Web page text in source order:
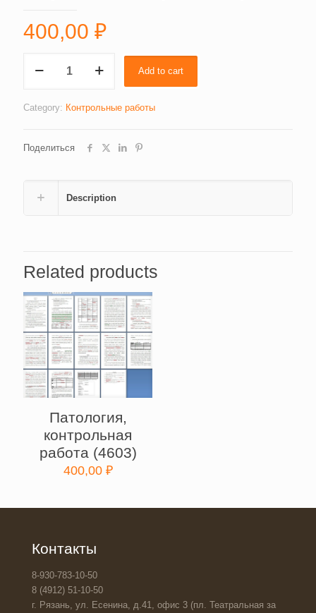
400,00 ₽
теория,
10
quantity
Add to cart
Category: Контрольные работы
Поделиться
Description
Related products
Патология,
контрольная
работа (4603)
400,00 ₽
Контакты
8-930-783-10-50
8 (4912) 51-10-50
г. Рязань, ул. Есенина, д.41, офис 3 (пл. Театральная за